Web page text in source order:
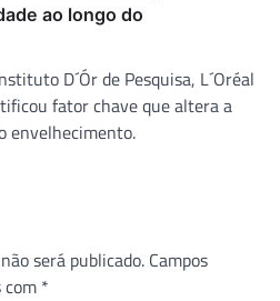
ao longo do
D´Ór de Pesquisa, L´Oréal
fator chave que altera a
envelhecimento.
será publicado. Campos
com *